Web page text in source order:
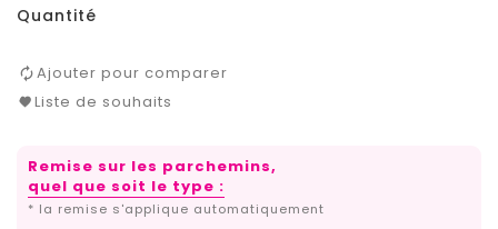
Quantité
Ajouter pour comparer
Liste de souhaits
Remise sur les parchemins,
quel que soit le type :
* la remise s'applique automatiquement